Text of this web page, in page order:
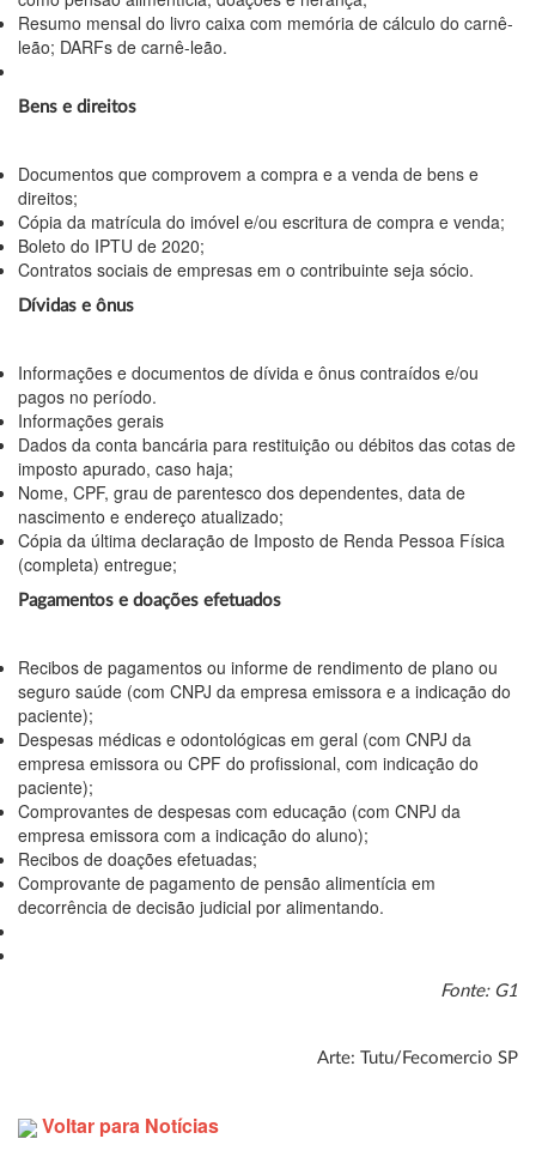
Resumo mensal do livro caixa com memória de cálculo do carnê-
leão; DARFs de carnê-leão.
Bens e direitos
Documentos que comprovem a compra e a venda de bens e
direitos;
Cópia da matrícula do imóvel e/ou escritura de compra e venda;
Boleto do IPTU de 2020;
Contratos sociais de empresas em o contribuinte seja sócio.
Dívidas e ônus
Informações e documentos de dívida e ônus contraídos e/ou
pagos no período.
Informações gerais
Dados da conta bancária para restituição ou débitos das cotas de
imposto apurado, caso haja;
Nome, CPF, grau de parentesco dos dependentes, data de
nascimento e endereço atualizado;
Cópia da última declaração de Imposto de Renda Pessoa Física
(completa) entregue;
Pagamentos e doações efetuados
Recibos de pagamentos ou informe de rendimento de plano ou
seguro saúde (com CNPJ da empresa emissora e a indicação do
paciente);
Despesas médicas e odontológicas em geral (com CNPJ da
empresa emissora ou CPF do profissional, com indicação do
paciente);
Comprovantes de despesas com educação (com CNPJ da
empresa emissora com a indicação do aluno);
Recibos de doações efetuadas;
Comprovante de pagamento de pensão alimentícia em
decorrência de decisão judicial por alimentando.
Fonte: G1
Arte: Tutu/Fecomercio SP
Voltar para Notícias